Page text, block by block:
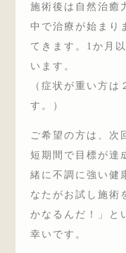
施術後は自然治癒
中で治療が始まり
てきます。1か月
います。
（症状が重い方
す。）
ご希望の方は、次
短期間で目標が達
緒に不調に強い健
なたがお試し施術
かなるんだ！」と
幸いです。